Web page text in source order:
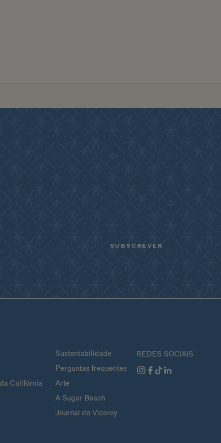
Califórnia
Sustentabilidade
Perguntas frequentes
Arte
A Sugar Beach
Journal do Viceroy
REDES SOCIAIS